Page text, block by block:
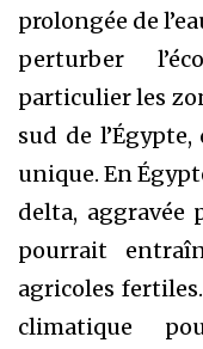
prolongée de
perturber
particulier les
sud de
unique. En
delta, aggravée
pourrait
agricoles
climatique